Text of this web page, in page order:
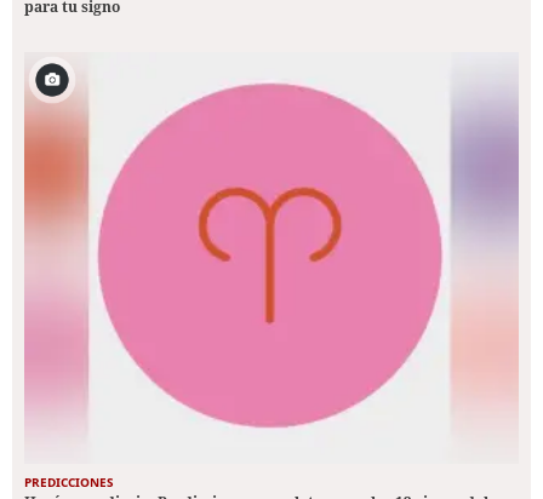
para tu signo
PREDICCIONES